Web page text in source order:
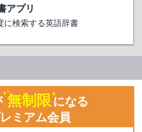
アプリ
に検索する英語辞書
無制限になる
ミアム会員